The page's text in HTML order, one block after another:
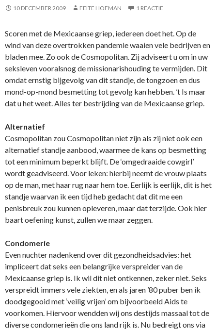
10 DECEMBER 2009 FEITE HOFMAN 1 REACTIE
Scoren met de Mexicaanse griep, iedereen doet het. Op de
wind van deze overtrokken pandemie waaien vele bedrijven en
bladen mee. Zo ook de Cosmopolitan. Zij adviseert u om in uw
seksleven vooralsnog de missionarishouding te vermijden. Dit
omdat ernstig bijgevolg van dit standje, de tongzoen en dus
mond-op-mond besmetting tot gevolg kan hebben. ’t Is maar
dat u het weet. Alles ter bestrijding van de Mexicaanse griep.
Alternatief
Cosmopolitan zou Cosmopolitan niet zijn als zij niet ook een
alternatief standje aanbood, waarmee de kans op besmetting
tot een minimum beperkt blijft. De ‘omgedraaide cowgirl’
wordt geadviseerd. Voor leken: hierbij neemt de vrouw plaats
op de man, met haar rug naar hem toe. Eerlijk is eerlijk, dit is het
standje waarvan ik een tijd heb gedacht dat dit me een
penisbreuk zou kunnen opleveren, maar dat terzijde. Ook hier
baart oefening kunst, zullen we maar zeggen.
Condomerie
Even nuchter nadenkend over dit gezondheidsadvies: het
impliceert dat seks een belangrijke verspreider van de
Mexicaanse griep is. Ik wil dit niet ontkennen, zeker niet. Seks
verspreidt immers vele ziekten, en als jaren ’80 puber ben ik
doodgegooid met ‘veilig vrijen’ om bijvoorbeeld Aids te
voorkomen. Hiervoor wendden wij ons destijds massaal tot de
diverse condomerieën die ons land rijk is. Nu bedreigt ons via